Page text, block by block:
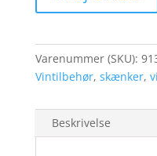
bedre
antal
Varenummer (SKU):
Vintilbehør, skænker,
Beskrivelse